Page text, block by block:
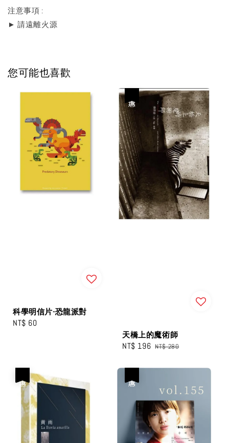
注意事項 :
► 請遠離火源
您可能也喜歡
科學明信片-恐龍派對
Regular
NT$ 60
天橋上的魔術師
Sale
NT$ 196 Regular
NT$ 280